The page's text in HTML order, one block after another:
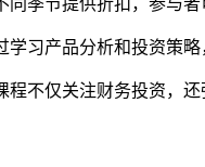
学习产品分析和投资策
程不仅关注财务投资，